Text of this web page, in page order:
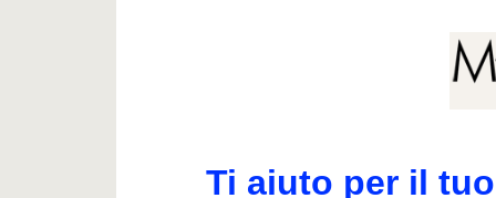
Ti aiuto per il